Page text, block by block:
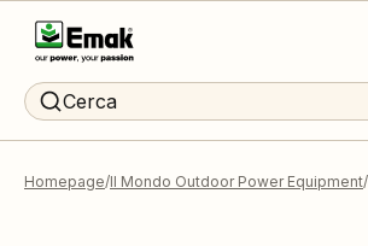
Cerca
Homepage Il Mondo Outdoor Power Equipment